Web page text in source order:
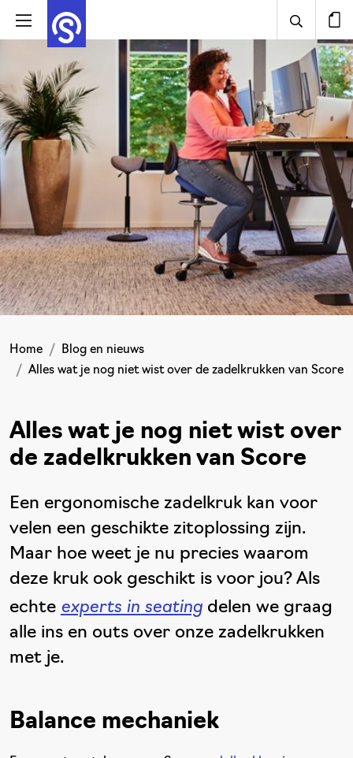
Home
Blog en nieuws
Alles wat je nog niet wist over de zadelkrukken van Score
Alles wat je nog niet wist over
de zadelkrukken van Score
Een ergonomische zadelkruk kan voor
velen een geschikte zitoplossing zijn.
Maar hoe weet je nu precies waarom
deze kruk ook geschikt is voor jou? Als
echte experts in seating delen we graag
alle ins en outs over onze zadelkrukken
met je.
Balance mechaniek